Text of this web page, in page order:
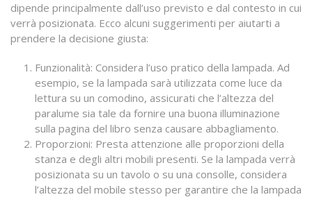
dipende principalmente dall’uso previsto e dal contesto in cui
verrà posizionata. Ecco alcuni suggerimenti per aiutarti a
prendere la decisione giusta:
Funzionalità: Considera l’uso pratico della lampada. Ad
esempio, se la lampada sarà utilizzata come luce da
lettura su un comodino, assicurati che l’altezza del
paralume sia tale da fornire una buona illuminazione
sulla pagina del libro senza causare abbagliamento.
Proporzioni: Presta attenzione alle proporzioni della
stanza e degli altri mobili presenti. Se la lampada verrà
posizionata su un tavolo o su una consolle, considera
l’altezza del mobile stesso per garantire che la lampada